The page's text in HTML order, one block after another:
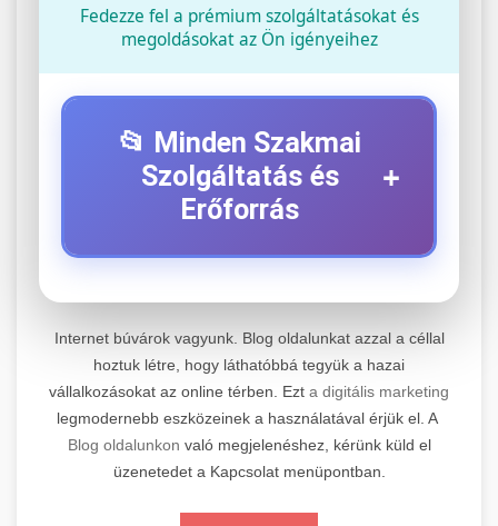
Fedezze fel a prémium szolgáltatásokat és
megoldásokat az Ön igényeihez
📂 Minden Szakmai
Szolgáltatás és
Erőforrás
+
+
Professzionális elektromos roller javítási és
karbantartási szolgáltatások. Szakértő
technikusaink minőségi szervízt nyújtanak
minden jelentős márkához és modellhez.
Szervizközpont Látogatása
📊 2. Online Marketing
Ügynökség
+
Átfogó online marketing szolgáltatások,
beleértve a SEO-t, közösségi média kezelést és
Internet búvárok vagyunk. Blog oldalunkat azzal a céllal
hoztuk létre, hogy láthatóbbá tegyük a hazai
vállalkozásokat az online térben. Ezt a digitális marketing
legmodernebb eszközeinek a használatával érjük el. A
Blog oldalunkon való megjelenéshez, kérünk küld el
üzenetedet a Kapcsolat menüpontban.